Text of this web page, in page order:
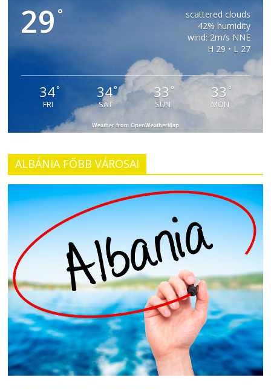
29 °
scattered clouds
42% humidity
wind: 2m/s NNE
H 29 • L 27
34°
FRI
34°
SAT
33 °
SUN
33 °
MON
Weather from OpenWeatherMap
ALBÁNIA FŐBB VÁROSAI